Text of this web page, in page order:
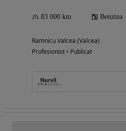
83 000 km Benzina
Ramnicu Valcea (Valcea)
Profesionist • Publicat